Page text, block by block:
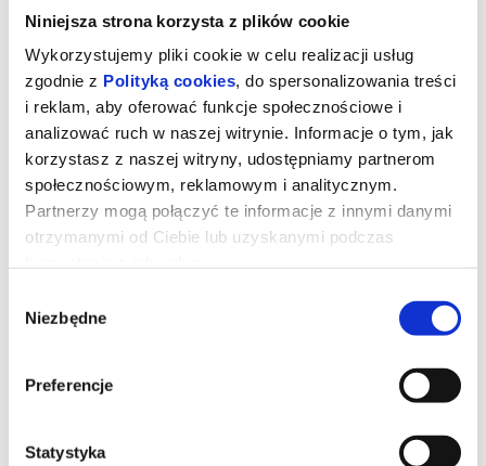
Niniejsza strona korzysta z plików cookie
Wykorzystujemy pliki cookie w celu realizacji usług
zgodnie z Polityką cookies, do spersonalizowania treści
i reklam, aby oferować funkcje społecznościowe i
analizować ruch w naszej witrynie. Informacje o tym, jak
korzystasz z naszej witryny, udostępniamy partnerom
społecznościowym, reklamowym i analitycznym.
Partnerzy mogą połączyć te informacje z innymi danymi
otrzymanymi od Ciebie lub uzyskanymi podczas
zgody
Niezbędne
Preferencje
Statystyka
produkcji Disney i Pixar. Tym razem czeka je zupełnie nowe
wyzwanie - świat technologii. Buzz, Woody, Jessie i reszta paczki